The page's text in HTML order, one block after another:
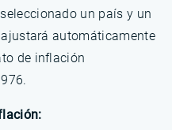
un país y un
automáticamente
de inflación